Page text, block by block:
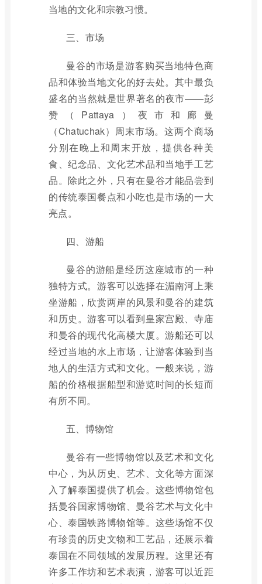
当地的文化和宗教习惯。
三、市场
曼谷的市场是游客购买当地特色商
品和体验当地文化的好去处。其中最负
盛名的当然就是世界著名的夜市——彭
赞（Pattaya）夜市和廊曼
（Chatuchak）周末市场。这两个商场
分别在晚上和周末开放，提供各种美
食、纪念品、文化艺术品和当地手工艺
品。除此之外，只有在曼谷才能品尝到
的传统泰国餐点和小吃也是市场的一大
亮点。
四、游船
曼谷的游船是经历这座城市的一种
独特方式。游客可以选择在湄南河上乘
坐游船，欣赏两岸的风景和曼谷的建筑
和历史。游客可以看到皇家宫殿、寺庙
和曼谷的现代化高楼大厦。游船还可以
经过当地的水上市场，让游客体验到当
地人的生活方式和文化。一般来说，游
船的价格根据船型和游览时间的长短而
有所不同。
五、博物馆
曼谷有一些博物馆以及艺术和文化
中心，为从历史、艺术、文化等方面深
入了解泰国提供了机会。这些博物馆包
括曼谷国家博物馆、曼谷艺术与文化中
心、泰国铁路博物馆等。这些场馆不仅
有珍贵的历史文物和工艺品，还展示着
泰国在不同领域的发展历程。这里还有
许多工作坊和艺术表演，游客可以近距